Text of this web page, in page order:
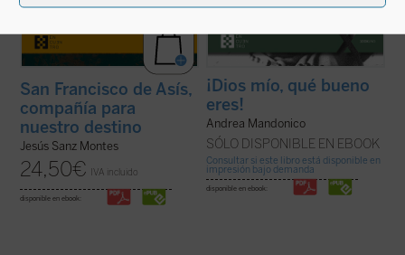
San Francisco de Asís,
compañía para
nuestro destino
Jesús Sanz Montes
24,50€ IVA incluido
disponible en ebook:
¡Dios mío, qué bueno
eres!
Andrea Mandonico
SÓLO DISPONIBLE EN EBOOK
Consultar si este libro está disponible en
impresión bajo demanda
disponible en ebook: